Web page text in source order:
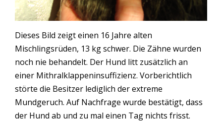
Dieses Bild zeigt einen 16 Jahre alten
Mischlingsrüden, 13 kg schwer. Die Zähne wurden
noch nie behandelt. Der Hund litt zusätzlich an
einer Mithralklappeninsuffizienz. Vorberichtlich
störte die Besitzer lediglich der extreme
Mundgeruch. Auf Nachfrage wurde bestätigt, dass
der Hund ab und zu mal einen Tag nichts frisst.